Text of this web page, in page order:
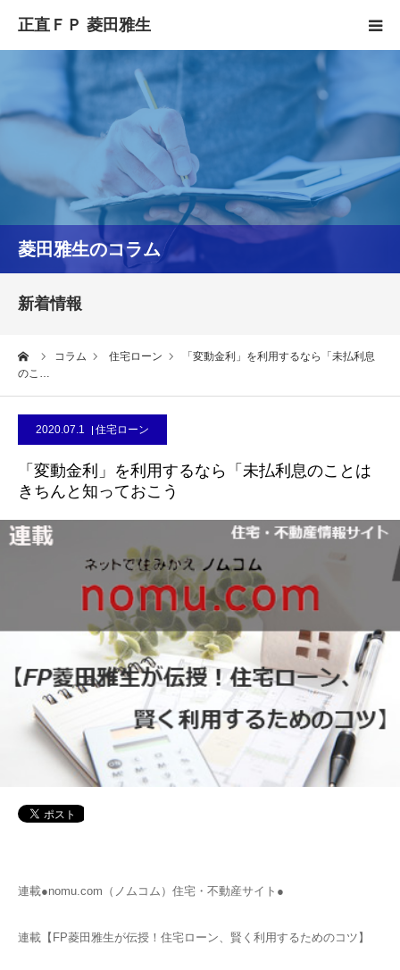
菱田雅生のコラム
新着情報
コラム 住宅ローン
「変動金利」を利用するなら「未払利息
のこ…
2020.07.1 住宅ローン
「変動金利」を利用するなら「未払利息のことは
きちんと知っておこう
連載●nomu.com（ノムコム）住宅・不動産サイト●
連載【FP菱田雅生が伝授！住宅ローン、賢く利用するためのコツ】
正直FPとは
YouTube
コラム